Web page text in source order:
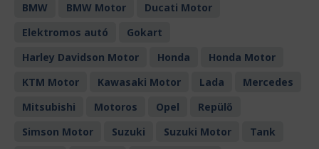
BMW
BMW Motor
Ducati Motor
Elektromos autó
Gokart
Harley Davidson Motor
Honda
Honda Motor
KTM Motor
Kawasaki Motor Lada
Mercedes
Mitsubishi
Motoros Opel
Repülő
Simson Motor
Suzuki Suzuki Motor
Tank